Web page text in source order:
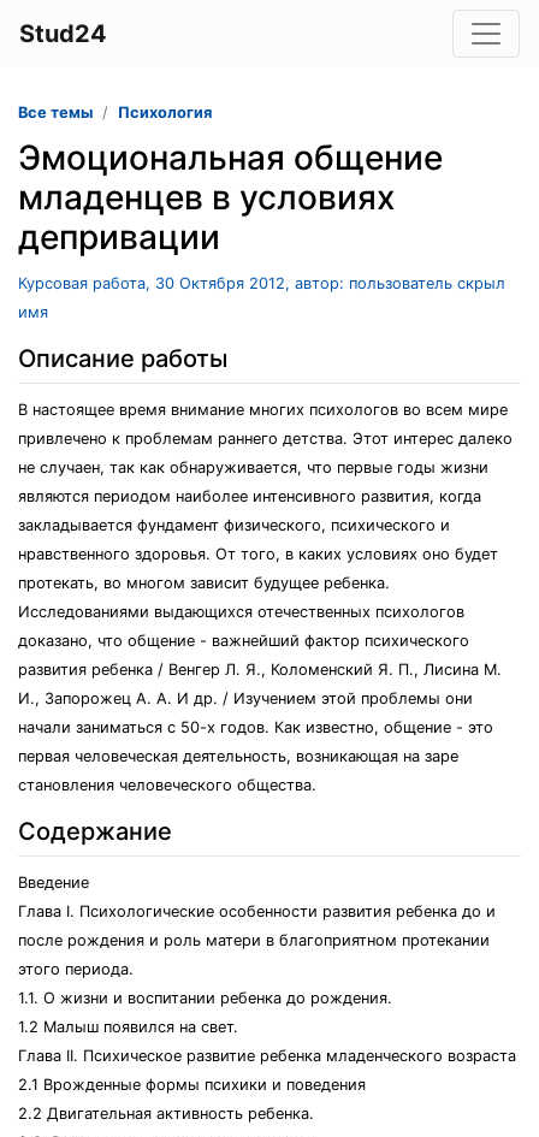
Stud24
Все темы Психология
Эмоциональная общение
младенцев в условиях
депривации
Курсовая работа, 30 Октября 2012, автор: пользователь скрыл
имя
Описание работы
В настоящее время внимание многих психологов во всем мире
привлечено к проблемам раннего детства. Этот интерес далеко
не случаен, так как обнаруживается, что первые годы жизни
являются периодом наиболее интенсивного развития, когда
закладывается фундамент физического, психического и
нравственного здоровья. От того, в каких условиях оно будет
протекать, во многом зависит будущее ребенка.
Исследованиями выдающихся отечественных психологов
доказано, что общение - важнейший фактор психического
развития ребенка / Венгер Л. Я., Коломенский Я. П., Лисина М.
И., Запорожец А. А. И др. / Изучением этой проблемы они
начали заниматься с 50-х годов. Как известно, общение - это
первая человеческая деятельность, возникающая на заре
становления человеческого общества.
Содержание
Введение
Глава I. Психологические особенности развития ребенка до и
после рождения и роль матери в благоприятном протекании
этого периода.
1.1. О жизни и воспитании ребенка до рождения.
1.2 Малыш появился на свет.
Глава II. Психическое развитие ребенка младенческого возраста
2.1 Врожденные формы психики и поведения
2.2 Двигательная активность ребенка.